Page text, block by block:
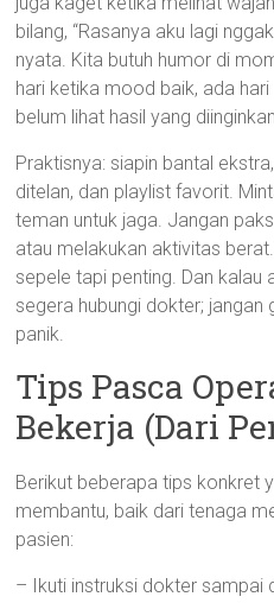
bilang, “Rasanya aku lagi
nyata. Kita butuh humor di
hari ketika mood baik, ada
belum lihat hasil yang
Praktisnya: siapin bantal
ditelan, dan playlist favorit.
teman untuk jaga. Jangan
atau melakukan aktivitas
sepele tapi penting. Dan kalau
segera hubungi dokter;
panik.
Tips Pasca
Bekerja (Dari
Berikut beberapa tips konkret
membantu, baik dari tenaga
pasien:
– Ikuti instruksi dokter sampai